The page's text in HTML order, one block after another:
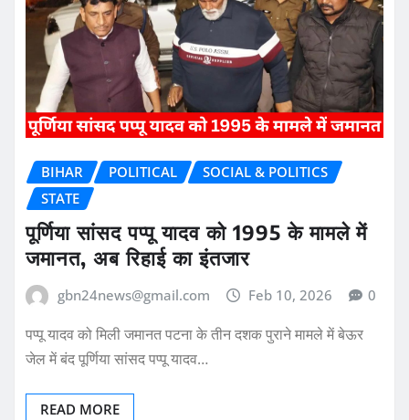
BIHAR POLITICAL
SOCIAL & POLITICS
STATE
पूर्णिया सांसद पप्पू यादव को 1995 के मामले में
जमानत, अब रिहाई का इंतजार
gbn24news@gmail.com Feb 10, 2026 0
पप्पू यादव को मिली जमानत पटना के तीन दशक पुराने मामले में बेऊर
जेल में बंद पूर्णिया सांसद पप्पू यादव…
READ MORE